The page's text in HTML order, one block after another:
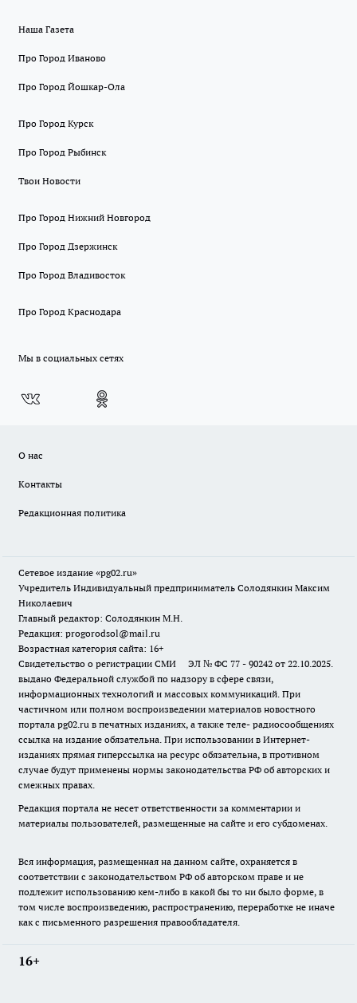
Наша Газета
Про Город Иваново
Про Город Йошкар-Ола
Про Город Курск
Про Город Рыбинск
Твои Новости
Про Город Нижний Новгород
Про Город Дзержинск
Про Город Владивосток
Про Город Краснодара
Мы в социальных сетях
О нас
Контакты
Редакционная политика
Сетевое издание «pg02.ru»
Учредитель Индивидуальный предприниматель Солодянкин Максим
Николаевич
Главный редактор: Солодянкин М.Н.
Редакция: progorodsol@mail.ru
Возрастная категория сайта: 16+
Свидетельство о регистрации СМИ ЭЛ № ФС 77 - 90242 от 22.10.2025.
выдано Федеральной службой по надзору в сфере связи,
информационных технологий и массовых коммуникаций. При
частичном или полном воспроизведении материалов новостного
портала pg02.ru в печатных изданиях, а также теле- радиосообщениях
ссылка на издание обязательна. При использовании в Интернет-
изданиях прямая гиперссылка на ресурс обязательна, в противном
случае будут применены нормы законодательства РФ об авторских и
смежных правах.
Редакция портала не несет ответственности за комментарии и
материалы пользователей, размещенные на сайте и его субдоменах.
Вся информация, размещенная на данном сайте, охраняется в
соответствии с законодательством РФ об авторском праве и не
подлежит использованию кем-либо в какой бы то ни было форме, в
том числе воспроизведению, распространению, переработке не иначе
как с письменного разрешения правообладателя.
16+